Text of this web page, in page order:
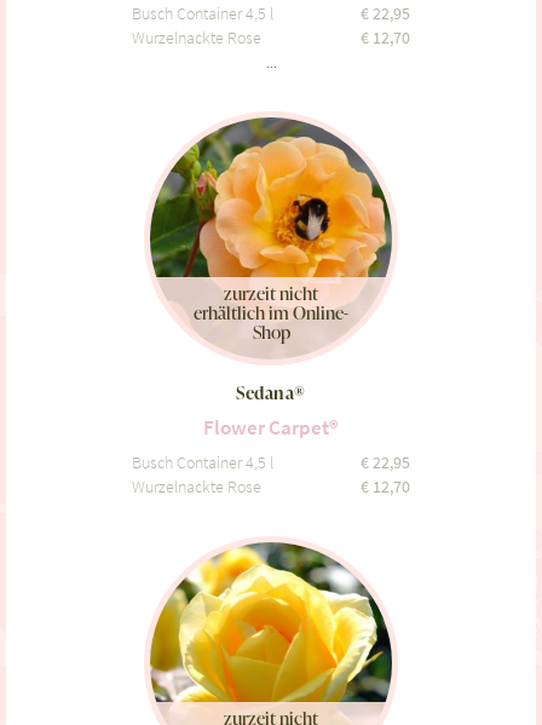
Busch Container 4,5 l €22,95
Wurzelnackte Rose
€ 12,70
...
zurzeit nicht
erhältlich im Online-
Shop
Sedana®
Flower Carpet®
Busch Container 4,5 l €22,95
Wurzelnackte Rose
€ 12,70
zurzeit nicht